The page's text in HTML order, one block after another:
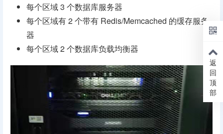
每个区域 3 个数据库服务器
每个区域有 2 个带有 Redis/Memcached 的缓存服务
器
每个区域 2 个数据库负载均衡器
返
回
顶
部